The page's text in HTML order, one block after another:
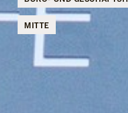
MITTE